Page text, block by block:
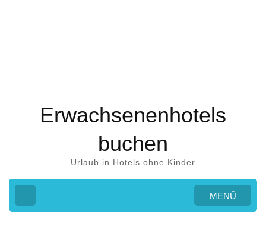
Erwachsenenhotels
buchen
Urlaub in Hotels ohne Kinder
MENÜ